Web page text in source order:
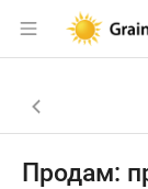
Раздел
Навигация
Назад к списку
Продам: